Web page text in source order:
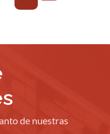
de nuestras